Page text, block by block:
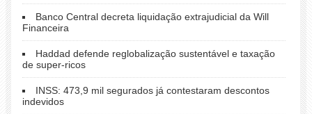
Banco Central decreta liquidação extrajudicial da Will
Financeira
Haddad defende reglobalização sustentável e taxação
de super-ricos
INSS: 473,9 mil segurados já contestaram descontos
indevidos